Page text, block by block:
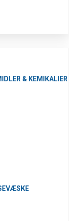
& KEMIKALIER